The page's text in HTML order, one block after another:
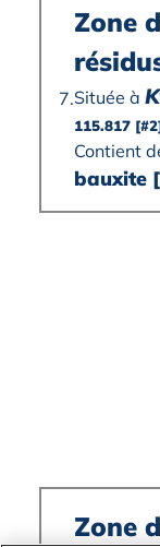
7.
Zone
Située à
115.817
Contient
bauxite
Zone